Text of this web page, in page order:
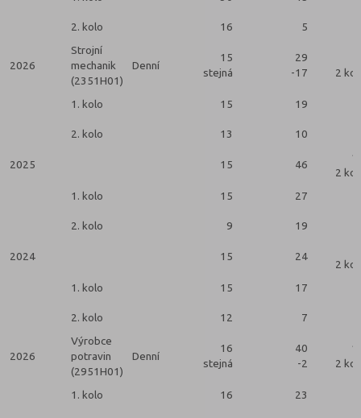
2. kolo 16 5
2026
Strojní
mechanik
(2351H01)
Denní
15
stejná
29
-17
2
1. kolo 15 19
2. kolo 13 10
2025 15 46
2
1. kolo
15 27
2. kolo 9 19
2024 15 24
2
1. kolo
15 17
2. kolo 12 7
2026
Výrobce
potravin
(2951H01)
Denní
16
stejná
40
-2
2
1. kolo 16 23